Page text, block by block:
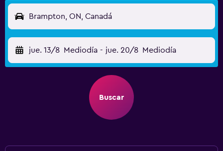
Brampton, ON, Canadá
jue. 13/8 Mediodía - jue. 20/8 Mediodía
Buscar